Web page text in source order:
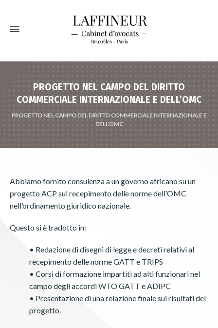
PROGETTO NEL CAMPO DEL DIRITTO
COMMERCIALE INTERNAZIONALE E DELL’OMC
PROGETTO NEL CAMPO DEL DIRITTO COMMERCIALE INTERNAZIONALE E
DELL’OMC
Abbiamo fornito consulenza a un governo africano su un
progetto ACP sul recepimento delle norme dell’OMC
nell’ordinamento giuridico nazionale.
Questo si è tradotto in:
• Redazione di disegni di legge e decreti relativi al
recepimento delle norme GATT e TRIPS
• Corsi di formazione impartiti ad alti funzionari nel
campo degli accordi WTO GATT e ADIPC
• Presentazione di una relazione finale sui risultati del
progetto.